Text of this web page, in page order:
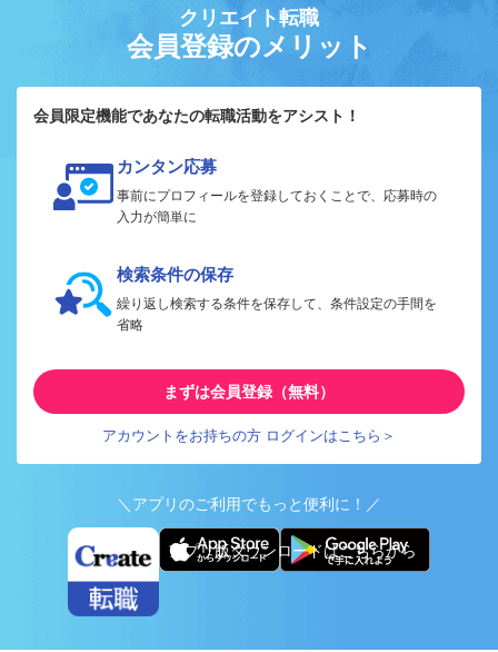
クリエイト転職
会員登録のメリット
会員限定機能であなたの転職活動をアシスト！
カンタン応募
事前にプロフィールを登録しておくことで、応募時の
入力が簡単に
検索条件の保存
繰り返し検索する条件を保存して、条件設定の手間を
省略
まずは会員登録（無料）
アカウントをお持ちの方 ログインはこちら＞
＼アプリのご利用でもっと便利に！／
アプリ版ダウンロードはこちらから